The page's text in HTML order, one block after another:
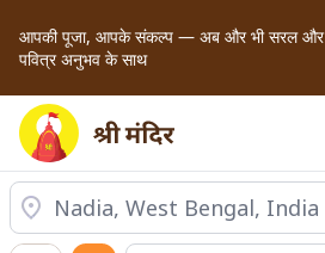
आपकी पूजा, आपके संकल्प — अब और भी सरल और
पवित्र अनुभव के साथ